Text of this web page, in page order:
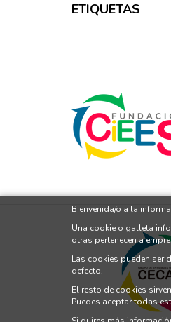
ETIQUETAS
Bienvenida/o a la
Una cookie o galleta
otras pertenecen a
Las cookies pueden ser
defecto.
El resto de cookies
Puedes aceptar todas